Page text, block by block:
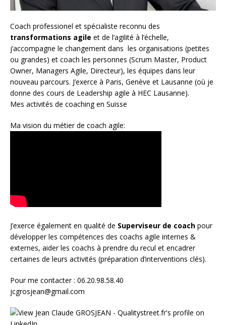
Coach professionel et spécialiste reconnu des
transformations agile et de l‘agilité à l’échelle,
j’accompagne le changement dans les organisations (petites
ou grandes) et coach les personnes (Scrum Master, Product
Owner, Managers Agile, Directeur), les équipes dans leur
nouveau parcours. J’exerce à Paris, Genève et Lausanne (où je
donne des cours de Leadership agile à HEC Lausanne).
Mes activités de coaching en Suisse
Ma vision du métier de coach agile:
J’exerce également en qualité de Superviseur de coach pour
développer les compétences des coachs agile internes &
externes, aider les coachs à prendre du recul et encadrer
certaines de leurs activités (préparation d’interventions clés).
Pour me contacter : 06.20.98.58.40
jcgrosjean@gmail.com